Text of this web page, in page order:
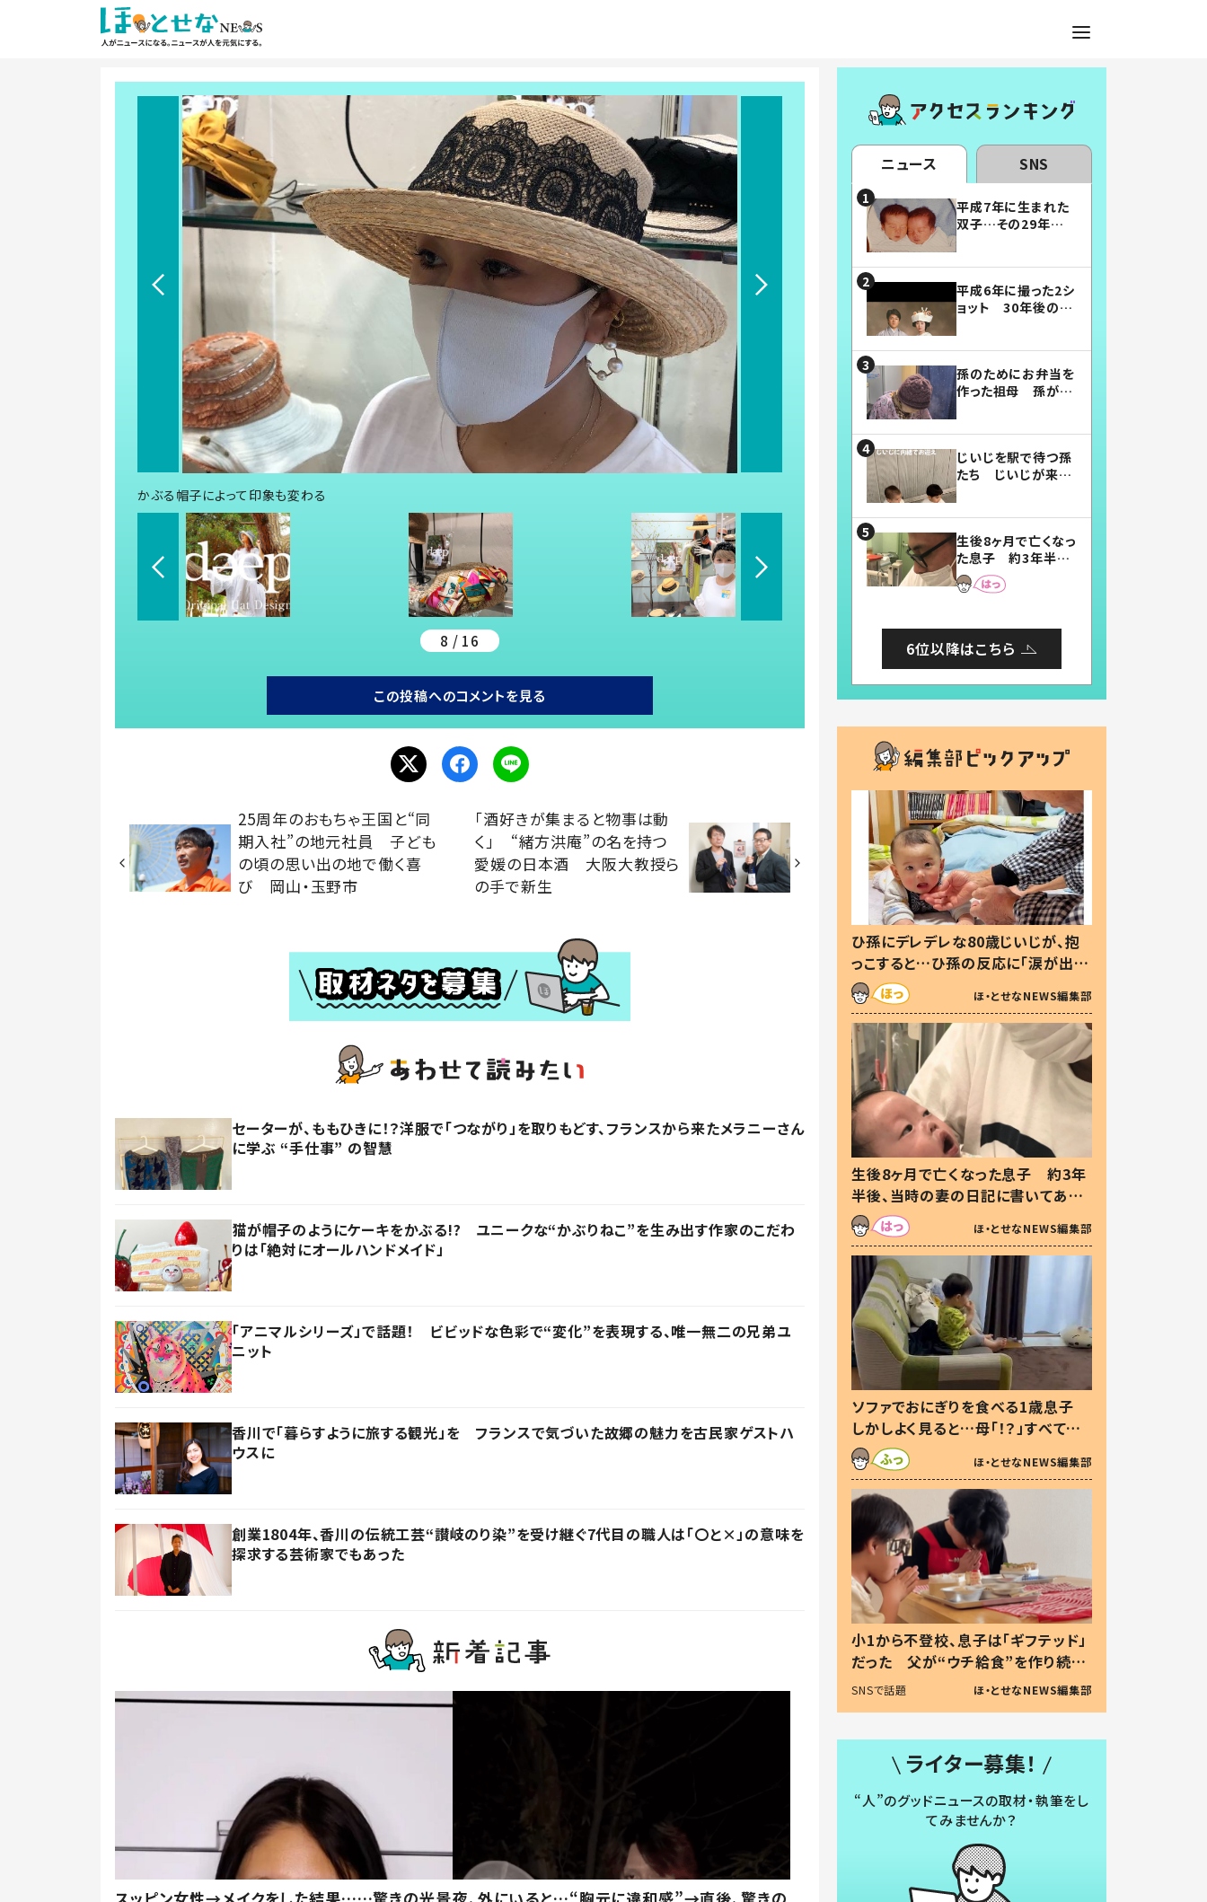
かぶる帽子によって印象も変わる
8 / 16
この投稿へのコメントを見る
25周年のおもちゃ王国と“同
期入社”の地元社員 子ども
の頃の思い出の地で働く喜
び 岡山・玉野市
「酒好きが集まると物事は動
く」 “緒方洪庵”の名を持つ
愛媛の日本酒 大阪大教授ら
の手で新生
セーターが、ももひきに！？洋服で「つながり」を取りもどす、フランスから来たメラニーさん
に学ぶ “手仕事” の智慧
猫が帽子のようにケーキをかぶる!? ユニークな“かぶりねこ”を生み出す作家のこだわ
りは「絶対にオールハンドメイド」
「アニマルシリーズ」で話題！ ビビッドな色彩で“変化”を表現する、唯一無二の兄弟ユ
ニット
香川で「暮らすように旅する観光」を フランスで気づいた故郷の魅力を古民家ゲストハ
ウスに
創業1804年、香川の伝統工芸“讃岐のり染”を受け継ぐ7代目の職人は「〇と×」の意味を
探求する芸術家でもあった
ニュース SNS
平成7年に生まれた
双子…その29年後
平成6年に撮った2シ
ョット 30年後の姿
孫のためにお弁当を
作った祖母 孫が絶
じいじを駅で待つ孫
たち じいじが来た
まらない」「幸せにな
れる」
生後8ヶ月で亡くなっ
た息子 約3年半
後、当時の妻の日記
に書いてあった本音
6位以降はこちら
ひ孫にデレデレな80歳じいじが、抱
っこすると…ひ孫の反応に「涙が出ま
した」「可愛くて仕方ない」
ほ・とせなNEWS編集部
生後8ヶ月で亡くなった息子 約3年
半後、当時の妻の日記に書いてあっ
た本音とは
ほ・とせなNEWS編集部
ソファでおにぎりを食べる1歳息子
しかしよく見ると…母「！？」すべてを
察した母の投稿に「可愛いから許
す！」「現行犯〜」
ほ・とせなNEWS編集部
小1から不登校、息子は「ギフテッド」
だった 父が“ウチ給食”を作り続け
る理由とは #令和の親 #令和の子
SNSで話題 ほ・とせなNEWS編集部
ライター募集！
“人”のグッドニュースの取材・執筆をし
てみませんか？